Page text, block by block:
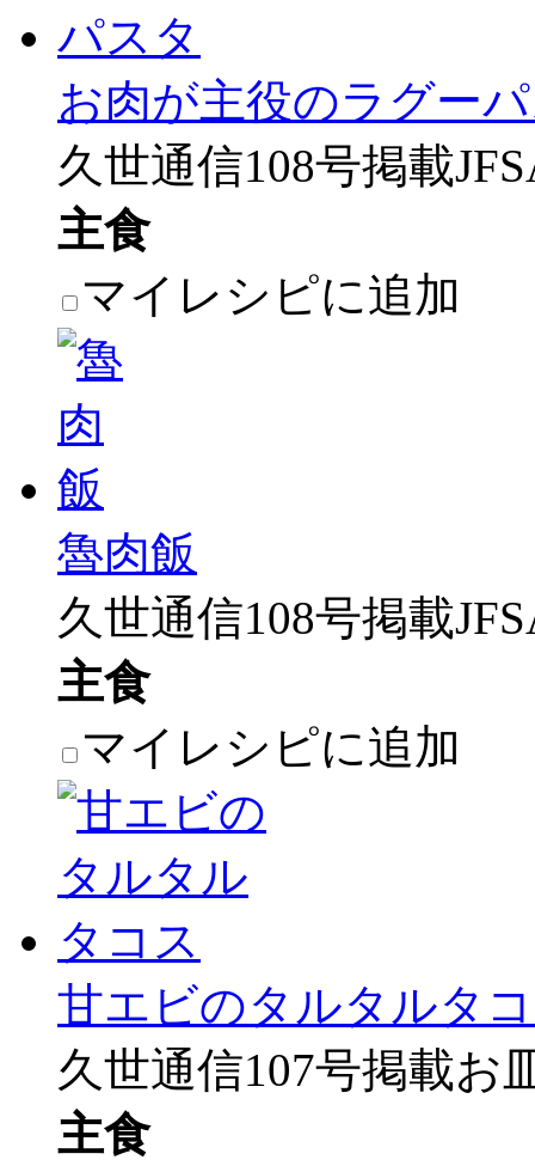
お肉が主役のラグー
久世通信108号掲載
主食
マイレシピに追加
魯肉飯
久世通信108号掲載
主食
マイレシピに追加
甘エビのタルタルタ
久世通信107号掲載お
主食